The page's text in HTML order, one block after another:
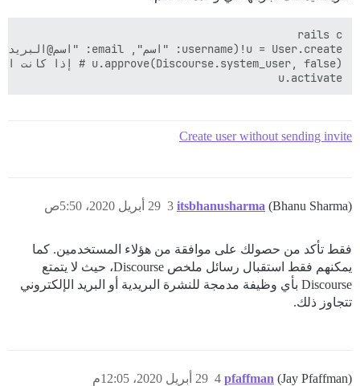
u.activate
Create user without sending invite
itsbhanusharma (Bhanu Sharma) 29 أبريل 2020، 5:50ص 3
فقط تأكد من حصولك على موافقة من هؤلاء المستخدمين. كما
يمكنهم فقط استقبال رسائل ملخص Discourse، حيث لا يتمتع
Discourse بأي وظيفة مدمجة للنشرة البريدية أو البريد الإلكتروني
تتجاوز ذلك.
pfaffman (Jay Pfaffman) 29 أبريل 2020، 12:05م 4